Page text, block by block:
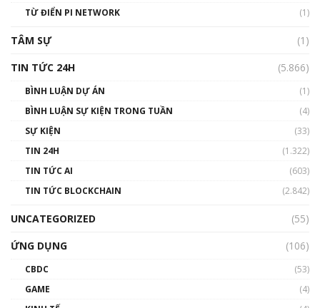
01:29:26
TỪ ĐIỂN PI NETWORK
(1)
TÂM SỰ
(1)
TIN TỨC 24H
(5.866)
BÌNH LUẬN DỰ ÁN
(1)
BÌNH LUẬN SỰ KIỆN TRONG TUẦN
(4)
SỰ KIỆN
(33)
TIN 24H
(1.322)
TIN TỨC AI
(603)
TIN TỨC BLOCKCHAIN
(2.842)
UNCATEGORIZED
(55)
ỨNG DỤNG
(106)
CBDC
(53)
GAME
(4)